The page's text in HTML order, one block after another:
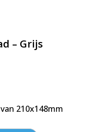
– Grijs
210x148mm